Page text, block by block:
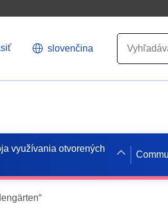
slovenčina
využívania otvorených